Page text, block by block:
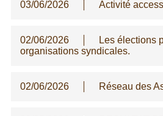
03/06/2026 Activité
02/06/2026
Les élections
organisations syndicales.
02/06/2026 Réseau des